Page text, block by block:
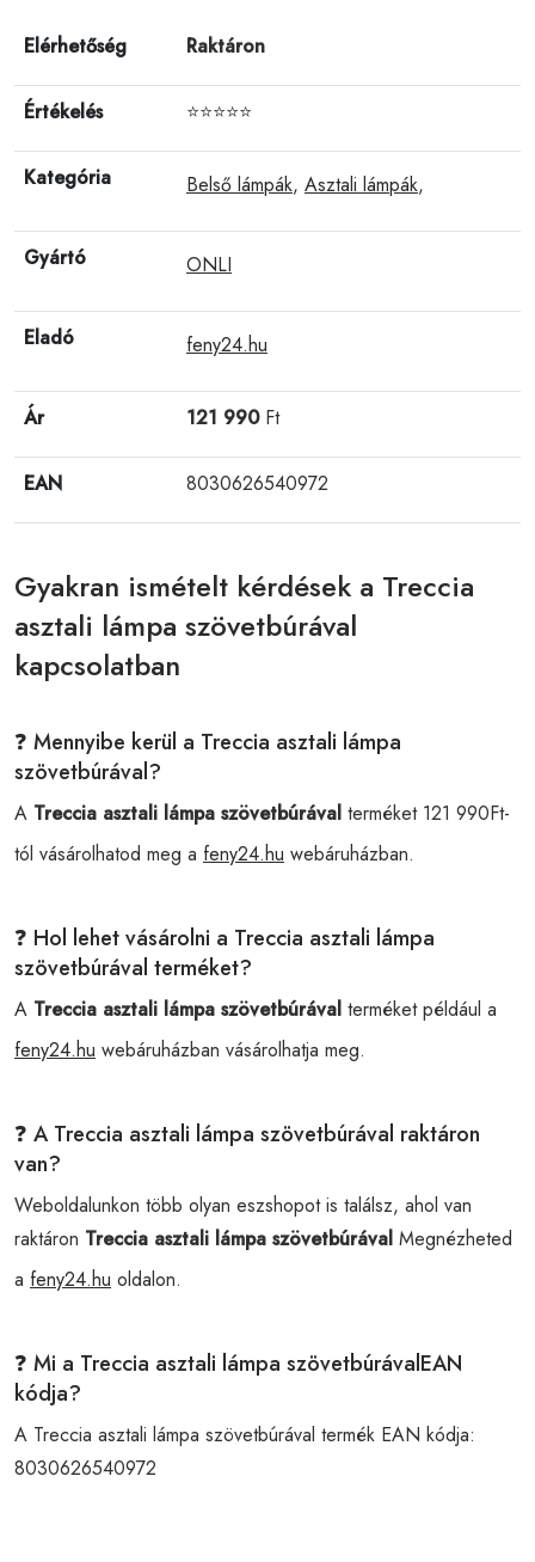
Elérhetőség Raktáron
Értékelés ⭐⭐⭐⭐⭐
Kategória Belső lámpák, Asztali lámpák,
Gyártó ONLI
Eladó feny24.hu
Ár 121 990Ft
EAN 8030626540972
Gyakran ismételt kérdések a Treccia
asztali lámpa szövetbúrával
kapcsolatban
❓ Mennyibe kerül a Treccia asztali lámpa
szövetbúrával?
A Treccia asztali lámpa szövetbúrával terméket 121 990Ft-
tól vásárolhatod meg a feny24.hu webáruházban.
❓ Hol lehet vásárolni a Treccia asztali lámpa
szövetbúrával terméket?
A Treccia asztali lámpa szövetbúrával terméket például a
feny24.hu webáruházban vásárolhatja meg.
❓ A Treccia asztali lámpa szövetbúrával raktáron
van?
Weboldalunkon több olyan eszshopot is találsz, ahol van
raktáron Treccia asztali lámpa szövetbúrával Megnézheted
a feny24.hu oldalon.
❓ Mi a Treccia asztali lámpa szövetbúrávalEAN
kódja?
A Treccia asztali lámpa szövetbúrával termék EAN kódja:
8030626540972